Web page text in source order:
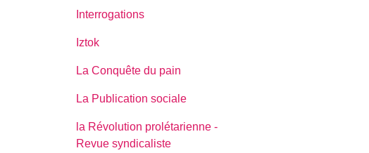
Interrogations
Iztok
La Conquête du pain
La Publication sociale
la Révolution prolétarienne -
Revue syndicaliste